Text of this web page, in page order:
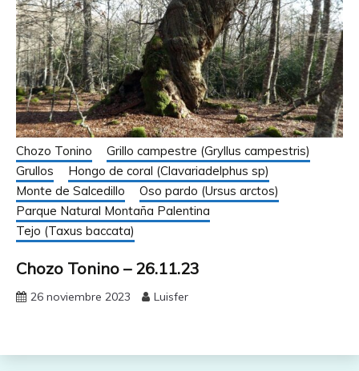
Chozo Tonino
Grillo campestre (Gryllus campestris)
Grullos
Hongo de coral (Clavariadelphus sp)
Monte de Salcedillo
Oso pardo (Ursus arctos)
Parque Natural Montaña Palentina
Tejo (Taxus baccata)
Chozo Tonino – 26.11.23
26 noviembre 2023 Luisfer